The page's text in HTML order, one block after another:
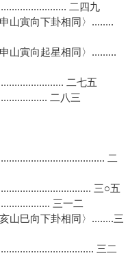
二四九
山寅向下卦相同〉........
山寅向起星相同〉.........
二七五
二八三
二
三○五
三一二
山巳向下卦相同〉........三
三二